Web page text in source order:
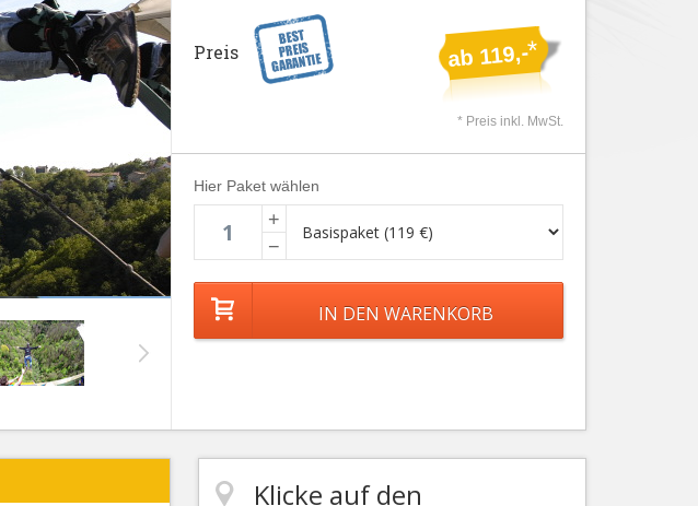
ab 119,-*
Preis
* Preis inkl. MwSt.
Hier Paket wählen
+
−
Klicke auf den